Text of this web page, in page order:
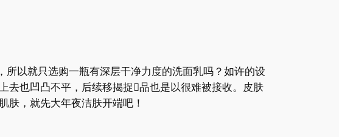
就只选购一瓶有深层干净力度的洗面乳吗？如许的设
也凹凸不平，后续移揭捉品也是以很难被接收。皮肤
肤，就先大年夜洁肤开端吧！